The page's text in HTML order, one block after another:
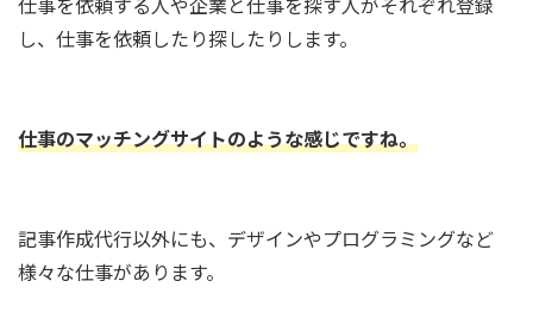
し、仕事を依頼したり探したりします。
仕事のマッチングサイトのような感じですね。
記事作成代行以外にも、デザインやプログラミングなど
様々な仕事があります。